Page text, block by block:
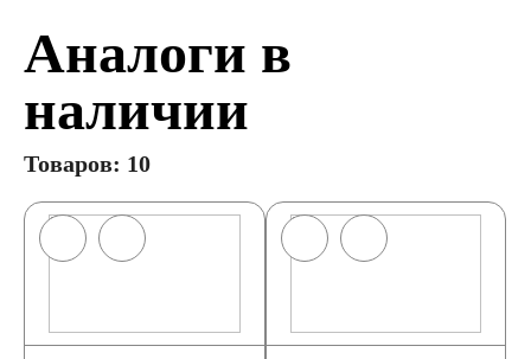
Аналоги в
наличии
Товаров: 10